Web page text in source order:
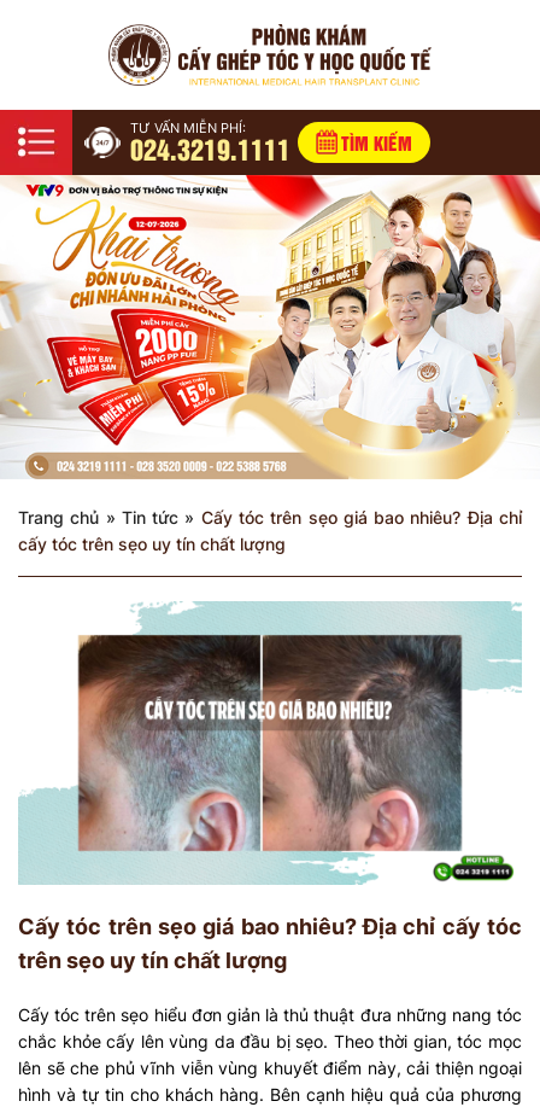
TƯ VẤN MIỄN PHÍ:
024.3219.1111 TÌM KIẾM
Trang chủ » Tin tức » Cấy tóc trên sẹo giá bao nhiêu? Địa chỉ
cấy tóc trên sẹo uy tín chất lượng
Cấy tóc trên sẹo giá bao nhiêu? Địa chỉ cấy tóc
trên sẹo uy tín chất lượng
Cấy tóc trên sẹo hiểu đơn giản là thủ thuật đưa những nang tóc
chắc khỏe cấy lên vùng da đầu bị sẹo. Theo thời gian, tóc mọc
lên sẽ che phủ vĩnh viễn vùng khuyết điểm này, cải thiện ngoại
hình và tự tin cho khách hàng. Bên cạnh hiệu quả của phương